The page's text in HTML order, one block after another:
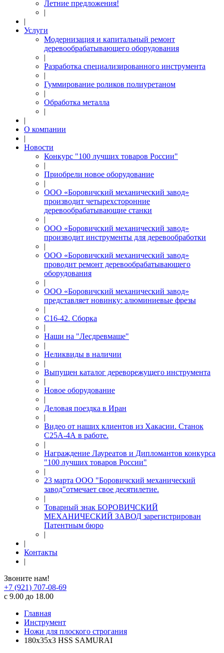
Летние предложения!
|
|
Услуги
Модернизация и капитальный ремонт
деревообрабатывающего оборудования
|
Разработка специализированного инструмента
|
Гуммирование роликов полиуретаном
|
Обработка металла
|
|
О компании
|
Новости
Конкурс "100 лучших товаров России"
|
Приобрели новое оборудование
|
ООО «Боровичский механический завод»
производит четырехсторонние
деревообрабатывающие станки
|
ООО «Боровичский механический завод»
производит инструменты для деревообработки
|
ООО «Боровичский механический завод»
проводит ремонт деревообрабатывающего
оборудования
|
ООО «Боровичский механический завод»
представляет новинку: алюминиевые фрезы
|
С16-42. Сборка
|
Наши на "Лесдревмаше"
|
Неликвиды в наличии
|
Выпущен каталог дереворежущего инструмента
|
Новое оборудование
|
Деловая поездка в Иран
|
Видео от наших клиентов из Хакасии. Станок
С25А-4А в работе.
|
Награждение Лауреатов и Дипломантов конкурса
"100 лучших товаров России"
|
23 марта ООО "Боровичский механический
завод"отмечает свое десятилетие.
|
Товарный знак БОРОВИЧСКИЙ
МЕХАНИЧЕСКИЙ ЗАВОД зарегистрирован
Патентным бюро
|
|
Контакты
|
Звоните нам!
+7 (921) 707-08-69
с 9.00 до 18.00
Главная
Инструмент
Ножи для плоского строгания
180x35x3 HSS SAMURAI